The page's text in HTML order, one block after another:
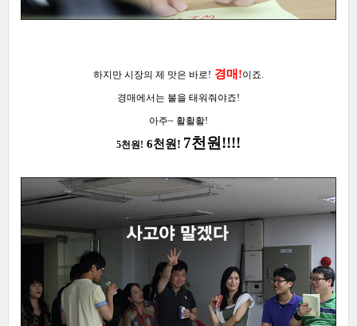
하지만 시장의 제 맛은 바로! 경매!이죠.
경매에서는 불을 태워줘야죠!
아주~ 활활활!
5천원! 6천원! 7천원!!!!